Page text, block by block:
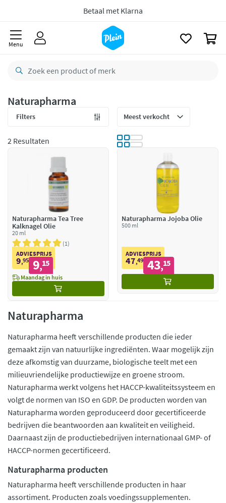
Gratisretourneren
8,8/10
CO2 neutraal
Betaal met Klarna
Menu
Naturapharma
Filters
2 Resultaten
Naturapharma Tea Tree
Kalknagel Olie
20 ml
1
ADVIESPRIJS
9,95 9,15
Maandag in huis
Naturapharma Jojoba Olie
500 ml
ADVIESPRIJS
47,49 43,15
Naturapharma
Naturapharma heeft verschillende producten die ieder
gemaakt zijn van natuurlijke ingrediënten. Waar mogelijk zijn
deze afkomstig van duurzame, biologische teelt met een
milieuvriendelijke productiewijze en groene stroom.
Naturapharma werkt volgens het HACCP-kwaliteitssysteem en
volgt de normen van ISO en GDP. De producten worden van
Naturapharma worden geproduceerd door gecertificeerde
bedrijven die beantwoorden aan kwaliteit en veiligheid.
Daarnaast zijn de productiebedrijven internationaal GMP- of
HACCP-normen gecertificeerd.
Naturapharma producten
Naturapharma heeft verschillende producten in haar
assortiment. Producten zoals voedingssupplementen.